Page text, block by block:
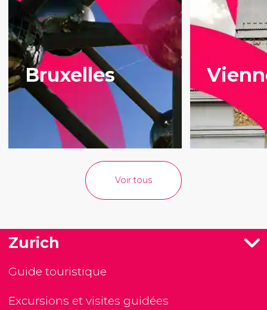
Bruxelles
Voir tous
Zurich
Guide touristique
Excursions et visites guidées